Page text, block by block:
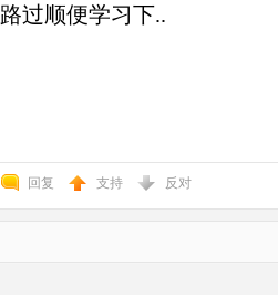
路过顺便学习下..
回复 支持 反对